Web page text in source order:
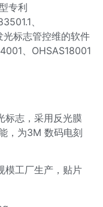
专利
、
标志管控维的软件
、OHSAS18001
志，采用反光膜
，为3M 数码电刻
工厂生产，贴片